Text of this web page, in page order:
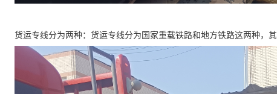
货运专线分为两种：货运专线分为国家重载铁路和地方铁路这两种，